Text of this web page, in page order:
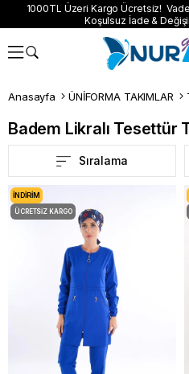
1000TL Üzeri Kargo Ücretsiz!
Koşulsuz İade &
Anasayfa ÜNİFORMA TAKIMLAR
Badem Likralı Tesettür
Sıralama
İNDIRIM
ÜCRETSIZ KARGO